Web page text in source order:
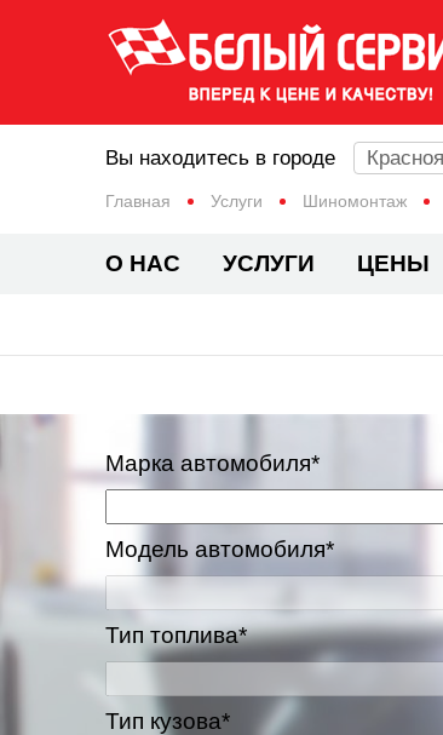
Главная Услуги Шиномонтаж
Вы находитесь в городе
О НАС УСЛУГИ ЦЕНЫ
Марка автомобиля*
Модель автомобиля*
Тип топлива*
Тип кузова*